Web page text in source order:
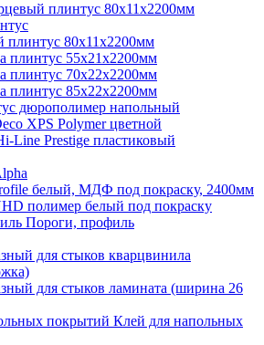
плинтус 80х11х2200мм
плинтус 80х11х2200мм
плинтус 55х21х2200мм
плинтус 70х22х2200мм
плинтус 85х22х2200мм
дюрополимер напольный
XPS Polymer цветной
Line Prestige пластиковый
белый, МДФ под покраску, 2400мм
полимер белый под покраску
Пороги, профиль
для стыков кварцвинила
для стыков ламината (ширина 26
Клей для напольных